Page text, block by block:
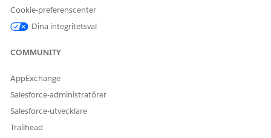
Berätta för oss vad vi kan förbättra!
Cookie-preferenscenter
Dina integritetsval
COMMUNITY
AppExchange
Salesforce-administratörer
Salesforce-utvecklare
Trailhead